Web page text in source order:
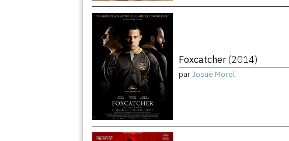
Foxcatcher (2014)
parJosué Morel